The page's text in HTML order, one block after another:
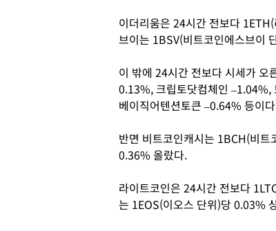
이더리움은 24시간 전보다
브이는 1BSV(비트코인에스브이
이 밖에 24시간 전보다 시세가 오
0.13%, 크립토닷컴체인
베이직어텐션토큰 –0.64% 등이
반면 비트코인캐시는 1BCH(비
0.36% 올랐다.
라이트코인은 24시간 전보다
는 1EOS(이오스 단위)당 0.03%